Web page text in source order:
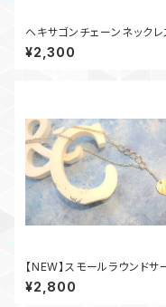
ヘキサゴンチェーンネックレ
¥2,300
【NEW】スモールラウンドサ
ルロングネックレス
¥2,800